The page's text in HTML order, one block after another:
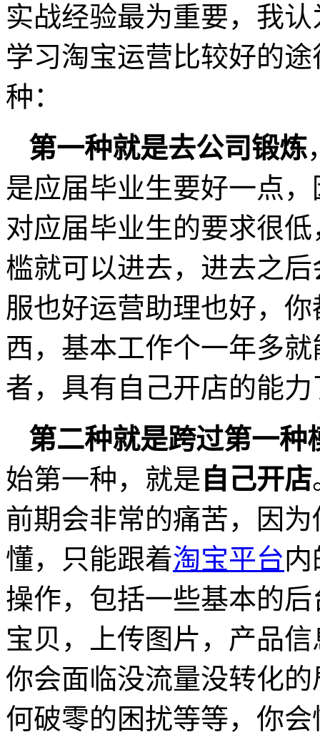
实战经验最为重要，我
学习淘宝运营比较好的
种：
第一种就是去公司锻炼
是应届毕业生要好一点
对应届毕业生的要求很
槛就可以进去，进去之
服也好运营助理也好，
西，基本工作个一年多
者，具有自己开店的能力
第二种就是跨过第一种
始第一种，就是自己开店
前期会非常的痛苦，因
懂，只能跟着淘宝平台
操作，包括一些基本的
宝贝，上传图片，产品
你会面临没流量没转化
何破零的困扰等等，你